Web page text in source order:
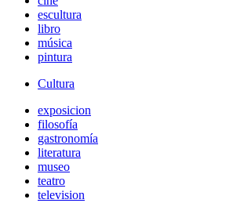
escultura
libro
música
pintura
Cultura
exposicion
filosofía
gastronomía
literatura
museo
teatro
television